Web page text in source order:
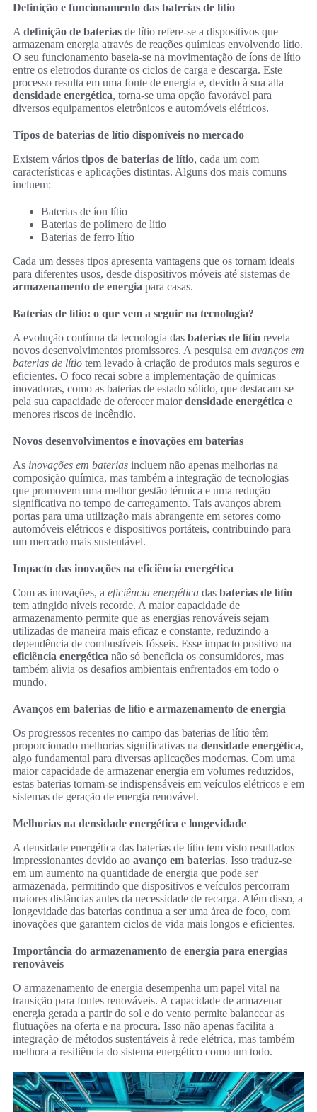
Definição e funcionamento das baterias de lítio
A definição de baterias de lítio refere-se a dispositivos que
armazenam energia através de reações químicas envolvendo lítio.
O seu funcionamento baseia-se na movimentação de íons de lítio
entre os eletrodos durante os ciclos de carga e descarga. Este
processo resulta em uma fonte de energia e, devido à sua alta
densidade energética, torna-se uma opção favorável para
diversos equipamentos eletrônicos e automóveis elétricos.
Tipos de baterias de lítio disponíveis no mercado
Existem vários tipos de baterias de lítio, cada um com
características e aplicações distintas. Alguns dos mais comuns
incluem:
Baterias de íon lítio
Baterias de polímero de lítio
Baterias de ferro lítio
Cada um desses tipos apresenta vantagens que os tornam ideais
para diferentes usos, desde dispositivos móveis até sistemas de
armazenamento de energia para casas.
Baterias de lítio: o que vem a seguir na tecnologia?
A evolução contínua da tecnologia das baterias de lítio revela
novos desenvolvimentos promissores. A pesquisa em avanços em
baterias de lítio tem levado à criação de produtos mais seguros e
eficientes. O foco recai sobre a implementação de químicas
inovadoras, como as baterias de estado sólido, que destacam-se
pela sua capacidade de oferecer maiordensidade energética e
menores riscos de incêndio.
Novos desenvolvimentos e inovações em baterias
As inovações em baterias incluem não apenas melhorias na
composição química, mas também a integração de tecnologias
que promovem uma melhor gestão térmica e uma redução
significativa no tempo de carregamento. Tais avanços abrem
portas para uma utilização mais abrangente em setores como
automóveis elétricos e dispositivos portáteis, contribuindo para
um mercado mais sustentável.
Impacto das inovações na eficiência energética
Com as inovações, a eficiência energética das baterias de lítio
tem atingido níveis recorde. A maior capacidade de
armazenamento permite que as energias renováveis sejam
utilizadas de maneira mais eficaz e constante, reduzindo a
dependência de combustíveis fósseis. Esse impacto positivo na
eficiência energética não só beneficia os consumidores, mas
também alivia os desafios ambientais enfrentados em todo o
mundo.
Avanços em baterias de lítio e armazenamento de energia
Os progressos recentes no campo das baterias de lítio têm
proporcionado melhorias significativas na densidade energética,
algo fundamental para diversas aplicações modernas. Com uma
maior capacidade de armazenar energia em volumes reduzidos,
estas baterias tornam-se indispensáveis em veículos elétricos e em
sistemas de geração de energia renovável.
Melhorias na densidade energética e longevidade
A densidade energética das baterias de lítio tem visto resultados
impressionantes devido ao avanço em baterias. Isso traduz-se
em um aumento na quantidade de energia que pode ser
armazenada, permitindo que dispositivos e veículos percorram
maiores distâncias antes da necessidade de recarga. Além disso, a
longevidade das baterias continua a ser uma área de foco, com
inovações que garantem ciclos de vida mais longos e eficientes.
Importância do armazenamento de energia para energias
renováveis
O armazenamento de energia desempenha um papel vital na
transição para fontes renováveis. A capacidade de armazenar
energia gerada a partir do sol e do vento permite balancear as
flutuações na oferta e na procura. Isso não apenas facilita a
integração de métodos sustentáveis à rede elétrica, mas também
melhora a resiliência do sistema energético como um todo.